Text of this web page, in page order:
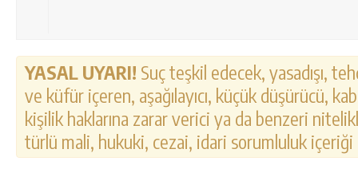
YASAL UYARI! Suç teşkil edecek, yasadışı,
ve küfür içeren, aşağılayıcı, küçük düşürücü,
kişilik haklarına zarar verici ya da benzeri
türlü mali, hukuki, cezai, idari sorumluluk